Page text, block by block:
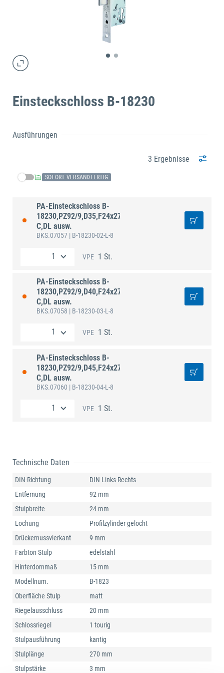
Einsteckschloss B-18230
Ausführungen
3 Ergebnisse
SOFORT VERSANDFERTIG
PA-Einsteckschloss B-
18230,PZ92/9,D35,F24x270ktg,ER,PAF-
C,DL ausw.
BKS.07057 | B-18230-02-L-8
VPE 1 St.
PA-Einsteckschloss B-
18230,PZ92/9,D40,F24x270ktg,ER,PAF-
C,DL ausw.
BKS.07058 | B-18230-03-L-8
VPE 1 St.
PA-Einsteckschloss B-
18230,PZ92/9,D45,F24x270ktg,ER,PAF-
C,DL ausw.
BKS.07060 | B-18230-04-L-8
VPE 1 St.
Technische Daten
DIN-Richtung
DIN Links-Rechts
Entfernung
92 mm
Stulpbreite
24 mm
Lochung
Profilzylinder gelocht
Drückernussvierkant
9 mm
Farbton Stulp
edelstahl
Hinterdornmaß
15 mm
Modellnum.
B-1823
Oberfläche Stulp
matt
Riegelausschluss
20 mm
Schlossriegel
1 tourig
Stulpausführung
kantig
Stulplänge
270 mm
Stulpstärke
3 mm